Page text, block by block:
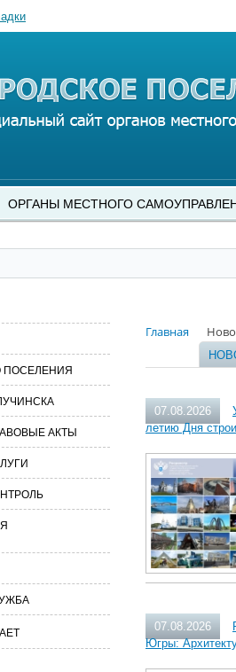
ОРГАНЫ МЕСТНОГО
Главная
07.08.2026
летию Дня
07.08.2026
Югры:
ПОСЕЛЕНИЯ
АКТЫ